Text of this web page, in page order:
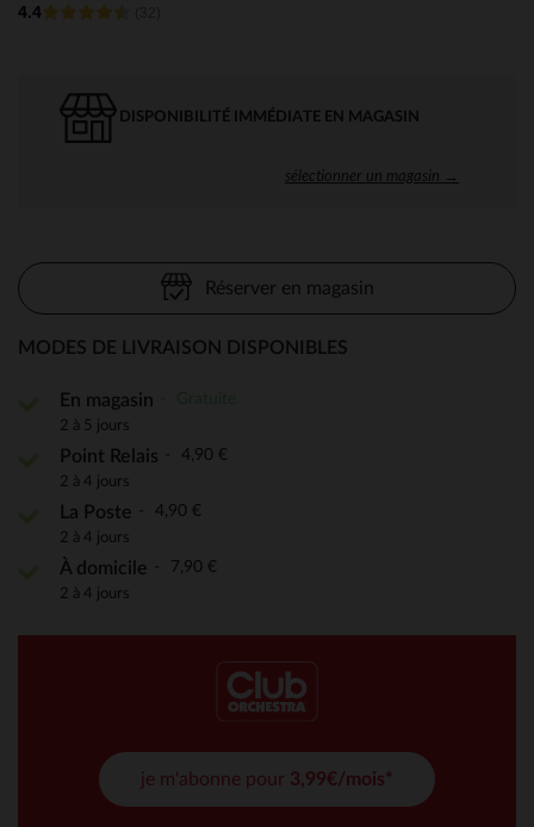
4.4
DISPONIBILITÉ IMMÉDIATE EN MAGASIN
sélectionner un magasin →
Réserver en magasin
MODES DE LIVRAISON DISPONIBLES
En magasin
2 à 5 jours
Point Relais 4,90 €
2 à 4 jours
La Poste 4,90 €
2 à 4 jours
À domicile 7,90 €
2 à 4 jours
je m'abonne pour 3,99€/mois*